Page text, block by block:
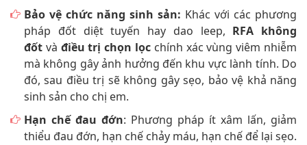
Bảo vệ chức năng sinh sản: Khác với các phương
pháp đốt diệt tuyến hay dao leep, RFA không
đốt và điều trị chọn lọc chính xác vùng viêm nhiễm
mà không gây ảnh hưởng đến khu vực lành tính. Do
đó, sau điều trị sẽ không gây sẹo, bảo vệ khả năng
sinh sản cho chị em.
Hạn chế đau đớn: Phương pháp ít xâm lấn, giảm
thiểu đau đớn, hạn chế chảy máu, hạn chế để lại sẹo.